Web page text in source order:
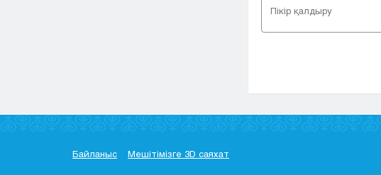
Байланыс Мешітімізге 3D саяхат